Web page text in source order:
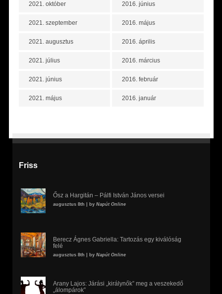
2021. október
2021. szeptember
2021. augusztus
2021. július
2021. június
2021. május
2016. június
2016. május
2016. április
2016. március
2016. február
2016. január
Friss
Ősz a Hargitán – Pálfi István János versei
augusztus 8th | by Napút Online
Berecz Ágnes Gabriella: Tartozás egy kiválóság
felé
augusztus 8th | by Napút Online
Arany Lajos: Járási „királynők” meg a veszekedő
„álompárok”